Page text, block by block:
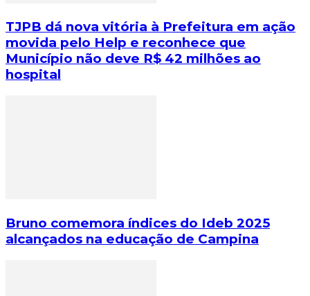
TJPB dá nova vitória à Prefeitura em ação
movida pelo Help e reconhece que
Município não deve R$ 42 milhões ao
hospital
Bruno comemora índices do Ideb 2025
alcançados na educação de Campina